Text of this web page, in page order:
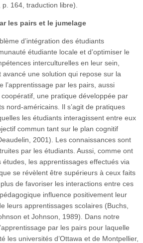
164, traduction libre).
les pairs et le jumelage
d’intégration des étudiants
étudiante locale et d’optimiser le
interculturelles en leur sein,
une solution qui repose sur la
l’apprentissage par les pairs, aussi
coopératif, une pratique développée par
nord-américains. Il s’agit de pratiques
les étudiants interagissent entre eux
commun tant sur le plan cognitif
2001). Les connaissances sont
par les étudiants. Aussi, comme ont
études, les apprentissages effectués via
se révèlent être supérieurs à ceux faits
de favoriser les interactions entre ces
influence positivement leur
leurs apprentissages scolaires (Buchs,
et Johnson, 1989). Dans notre
par les pairs pour laquelle
les universités d’Ottawa et de Montpellier,